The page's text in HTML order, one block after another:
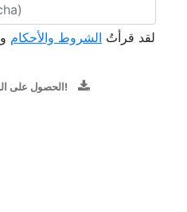
لقد قرأتُ الشروط والأحكام و
الحصول على البيانات والاتجاهات!